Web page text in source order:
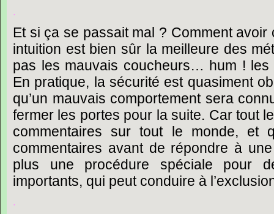
.
Et si ça se passait mal ? Comment avoir
intuition est bien sûr la meilleure des
pas les mauvais coucheurs… hum ! les
En pratique, la sécurité est quasiment
qu’un mauvais comportement sera
fermer les portes pour la suite. Car tout le
commentaires sur tout le monde, et
commentaires avant de répondre à une
plus
une procédure spéciale pour
importants, qui peut conduire à
.